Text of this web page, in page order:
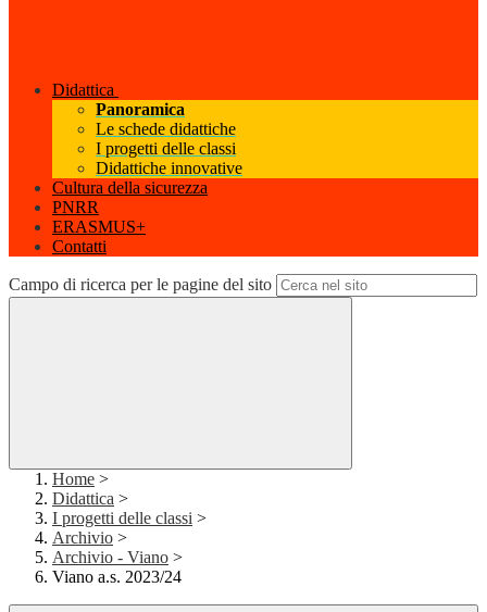
Didattica
Panoramica
Le schede didattiche
I progetti delle classi
Didattiche innovative
Cultura della sicurezza
PNRR
ERASMUS+
Contatti
Campo di ricerca per le pagine del sito
Home >
Didattica >
I progetti delle classi >
Archivio >
Archivio - Viano >
Viano a.s. 2023/24